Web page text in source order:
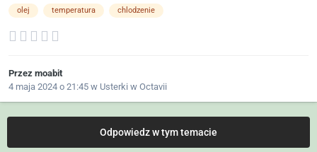
olej temperatura chlodzenie
Przez moabit
4 maja 2024 o 21:45 w Usterki w Octavii
Odpowiedz w tym temacie